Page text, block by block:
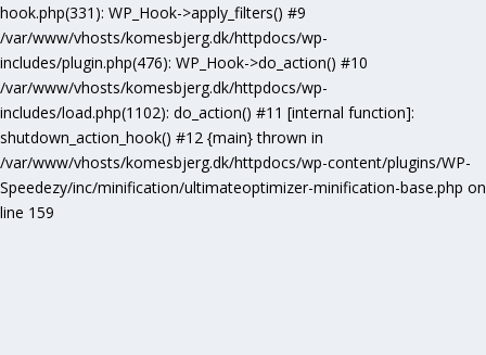
hook.php(331): WP_Hook->apply_filters() #9
/var/www/vhosts/komesbjerg.dk/httpdocs/wp-
includes/plugin.php(476): WP_Hook->do_action() #10
/var/www/vhosts/komesbjerg.dk/httpdocs/wp-
includes/load.php(1102): do_action() #11 [internal function]:
shutdown_action_hook() #12 {main} thrown in
/var/www/vhosts/komesbjerg.dk/httpdocs/wp-content/plugins/WP-
Speedezy/inc/minification/ultimateoptimizer-minification-base.php on
line 159